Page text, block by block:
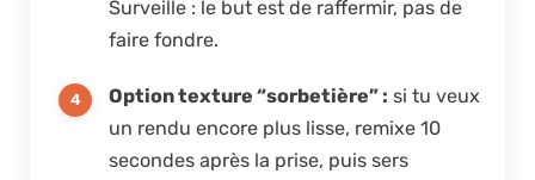
Surveille : le but est de raffermir, pas de
faire fondre.
Option texture “sorbetière” : si tu veux
un rendu encore plus lisse, remixe 10
secondes après la prise, puis sers